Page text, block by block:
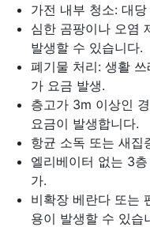
가전 내부 청소: 대
심한 곰팡이나 오염
발생할 수 있습니다.
폐기물 처리: 생활
가 요금 발생.
층고가 3m 이상인
요금이 발생합니다.
항균 소독 또는 새집
엘리베이터 없는 3
가.
비확장 베란다 또는
용이 발생할 수 있습